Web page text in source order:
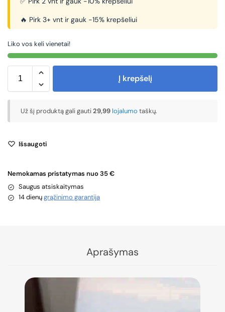
🔥 Pirk 3+ vnt ir gauk -15% krepšeliui
Liko vos keli vienetai!
Į krepšelį
Už šį produktą gali gauti29,99 lojalumotaškų.
Išsaugoti
Nemokamas pristatymas nuo 35 €
Saugus atsiskaitymas
14 dienųgrąžinimo garantija
Aprašymas